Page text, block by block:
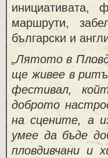
инициативата,
маршрути,
български и
„Лятото в
ще живее в
фестивал,
доброто
на сцените, а
умее да бъде
пловдивчани и